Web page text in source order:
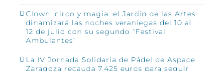
Clown, circo y magia: el Jardín de las Artes
dinamizará las noches veraniegas del 10 al
12 de julio con su segundo “Festival
Ambulantes”
La IV Jornada Solidaria de Pádel de Aspace
Zaragoza recauda 7.425 euros para seguir